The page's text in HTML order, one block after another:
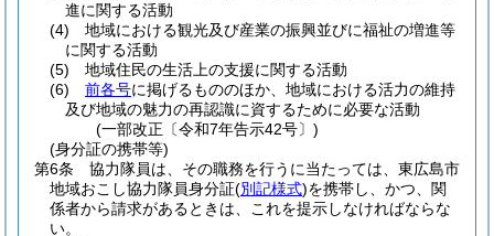
進に関する活動
(4)
地域における観光及び産業の振興並びに福祉の増進等
に関する活動
(5)
地域住民の生活上の支援に関する活動
(6)
前各号に掲げるもののほか、地域における活力の維持
及び地域の魅力の再認識に資するために必要な活動
(一部改正〔令和7年告示42号〕)
(身分証の携帯等)
第6条
協力隊員は、その職務を行うに当たっては、東広島市
地域おこし協力隊員身分証(別記様式)を携帯し、かつ、関
係者から請求があるときは、これを提示しなければならな
い。